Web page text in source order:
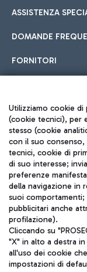
ASSISTENZA
DOMANDE
FORNITORI
Seguici sui
Utilizziamo cookie
(cookie tecnici), per
stesso (cookie
con il suo consenso,
tecnici, cookie di
di suo interesse;
preferenze
della navigazione in
suoi comportamenti;
pubblicitari anche
profilazione).
Cliccando su
"X" in alto a destra
all'uso dei cookie
impostazioni di